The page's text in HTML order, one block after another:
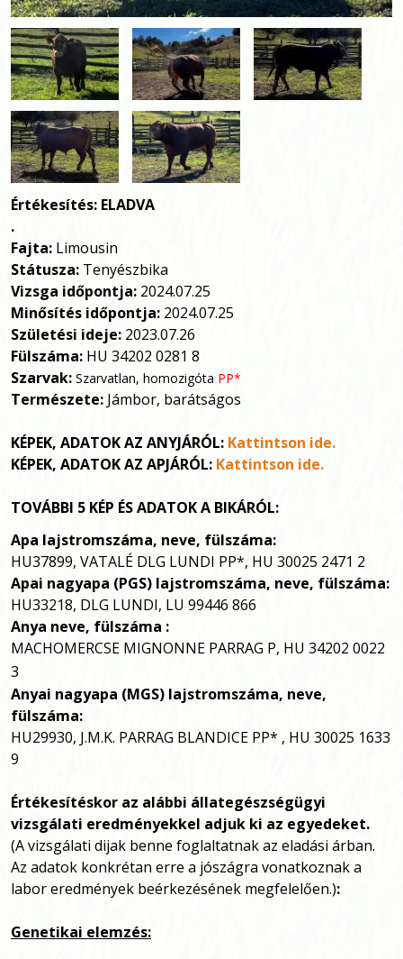
Értékesítés: ELADVA
.
Fajta: Limousin
Státusza: Tenyészbika
Vizsga időpontja: 2024.07.25
Minősítés időpontja: 2024.07.25
Születési ideje: 2023.07.26
Fülszáma: HU 34202 0281 8
Szarvak: Szarvatlan, homozigóta PP*
Természete: Jámbor, barátságos
KÉPEK, ADATOK AZ ANYJÁRÓL: Kattintson ide.
KÉPEK, ADATOK AZ APJÁRÓL: Kattintson ide.
TOVÁBBI 5 KÉP ÉS ADATOK A BIKÁRÓL:
Apa lajstromszáma, neve, fülszáma:
HU37899, VATALÉ DLG LUNDI PP*, HU 30025 2471 2
Apai nagyapa (PGS) lajstromszáma, neve, fülszáma:
HU33218, DLG LUNDI, LU 99446 866
Anya neve, fülszáma :
MACHOMERCSE MIGNONNE PARRAG P, HU 34202 0022
3
Anyai nagyapa (MGS) lajstromszáma, neve,
fülszáma:
HU29930, J.M.K. PARRAG BLANDICE PP* , HU 30025 1633
9
Értékesítéskor az alábbi állategészségügyi
vizsgálati eredményekkel adjuk ki az egyedeket.
(A vizsgálati dijak benne foglaltatnak az eladási árban.
Az adatok konkrétan erre a jószágra vonatkoznak a
labor eredmények beérkezésének megfelelően.):
Genetikai elemzés: